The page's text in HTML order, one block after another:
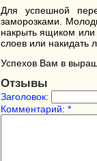
Для успешной
заморозками.
накрыть ящиком или
слоев или накидать
Успехов Вам в
Отзывы
Заголовок:
Комментарий: *